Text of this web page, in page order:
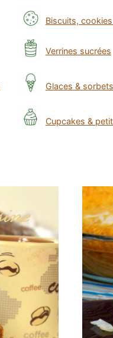
Biscuits,
Verrines sucrées
Glaces & sorbets
Cupcakes &